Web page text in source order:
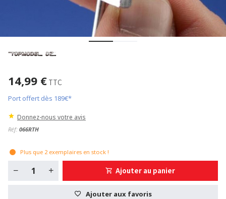
14,99 € TTC
Port offert dès 189€*
Donnez-nous votre avis
Réf: 066RTH
Plus que 2exemplaires en stock !
Ajouter au panier
Ajouter aux favoris